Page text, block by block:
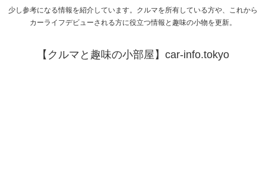
少し参考になる情報を紹介しています。クルマを所有している方や、これから
カーライフデビューされる方に役立つ情報と趣味の小物を更新。
【クルマと趣味の小部屋】car-info.tokyo